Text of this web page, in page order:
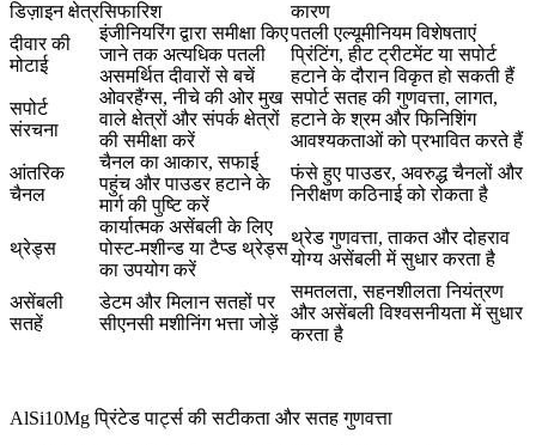
डिज़ाइन क्षेत्रसिफारिश
कारण
दीवार की
मोटाई
इंजीनियरिंग द्वारा समीक्षा किए
जाने तक अत्यधिक पतली
असमर्थित दीवारों से बचें
पतली एल्यूमीनियम विशेषताएं
प्रिंटिंग, हीट ट्रीटमेंट या सपोर्ट
हटाने के दौरान विकृत हो सकती हैं
सपोर्ट
संरचना
ओवरहैंग्स, नीचे की ओर मुख
वाले क्षेत्रों और संपर्क क्षेत्रों
की समीक्षा करें
सपोर्ट सतह की गुणवत्ता, लागत,
हटाने के श्रम और फिनिशिंग
आवश्यकताओं को प्रभावित करते हैं
आंतरिक
चैनल
चैनल का आकार, सफाई
पहुंच और पाउडर हटाने के
मार्ग की पुष्टि करें
फंसे हुए पाउडर, अवरुद्ध चैनलों और
निरीक्षण कठिनाई को रोकता है
थ्रेड्स
कार्यात्मक असेंबली के लिए
पोस्ट-मशीन्ड या टैप्ड थ्रेड्स
का उपयोग करें
थ्रेड गुणवत्ता, ताकत और दोहराव
योग्य असेंबली में सुधार करता है
असेंबली
सतहें
डेटम और मिलान सतहों पर
सीएनसी मशीनिंग भत्ता जोड़ें
समतलता, सहनशीलता नियंत्रण
और असेंबली विश्वसनीयता में सुधार
करता है
AlSi10Mg प्रिंटेड पार्ट्स की सटीकता और सतह गुणवत्ता